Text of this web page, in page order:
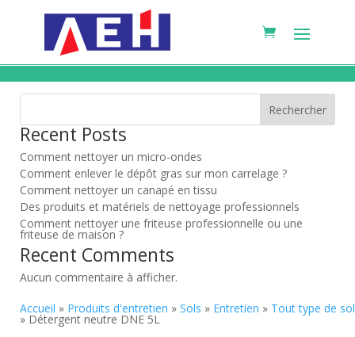
Rechercher
Recent Posts
Comment nettoyer un micro-ondes
Comment enlever le dépôt gras sur mon carrelage ?
Comment nettoyer un canapé en tissu
Des produits et matériels de nettoyage professionnels
Comment nettoyer une friteuse professionnelle ou une
friteuse de maison ?
Recent Comments
Aucun commentaire à afficher.
Accueil » Produits d'entretien » Sols » Entretien » Tout type de sol
» Détergent neutre DNE 5L